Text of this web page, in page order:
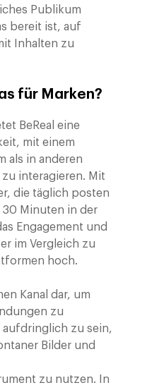
Publikum
bereit ist, auf
Inhalten zu
für Marken?
BeReal eine
mit einem
als in anderen
interagieren. Mit
die täglich posten
Minuten in der
Engagement und
im Vergleich zu
hoch.
Kanal dar, um
zu
zu sein,
Bilder und
zu nutzen. In
KI, Daten &
Marketing